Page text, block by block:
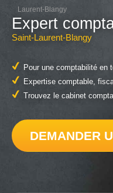
Laurent-Blangy
Expert
Saint-Laurent-Blangy
Pour une comptabilité en
Expertise comptable,
Trouvez le cabinet
DEMANDER